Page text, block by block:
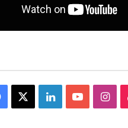
Facebook LinkedInYouTube